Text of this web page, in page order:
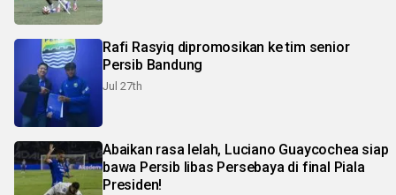
Rafi Rasyiq dipromosikan ke tim senior
Persib Bandung
Jul 27th
Abaikan rasa lelah, Luciano Guaycochea siap
bawa Persib libas Persebaya di final Piala
Presiden!